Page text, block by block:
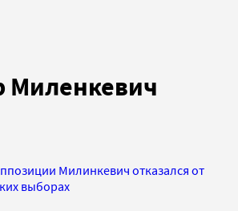
Миленкевич
Милинкевич отказался от
выборах